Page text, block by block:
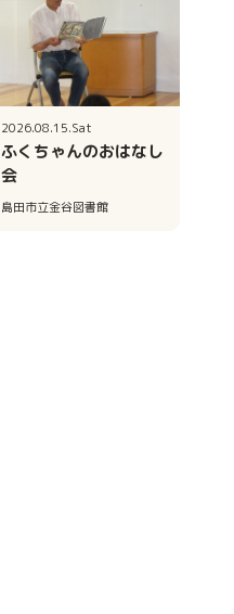
2026.08.15.Sat
ふくちゃんのおはなし
会
島田市立金谷図書館